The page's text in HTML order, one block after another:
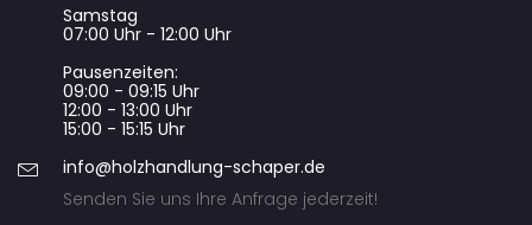
Samstag
07:00 Uhr - 12:00 Uhr
Pausenzeiten:
09:00 - 09:15 Uhr
12:00 - 13:00 Uhr
15:00 - 15:15 Uhr
info@holzhandlung-schaper.de
Senden Sie uns Ihre Anfrage jederzeit!